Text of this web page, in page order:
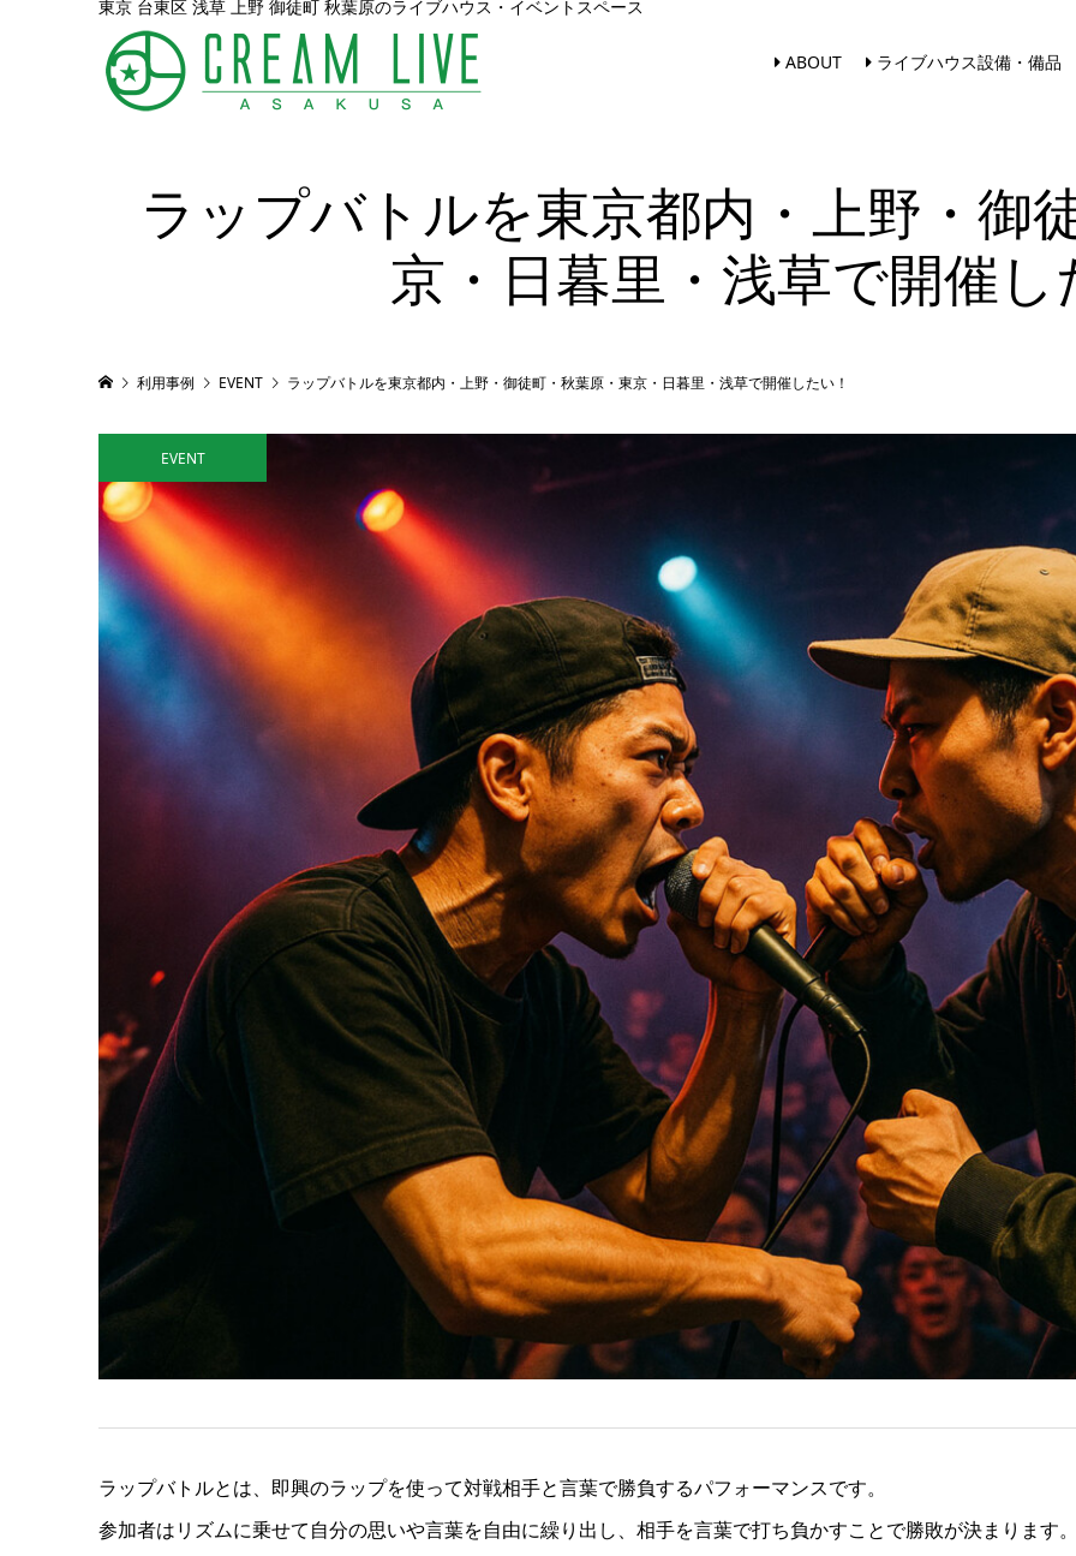
東京 台東区 浅草 上野 御徒町 秋葉原のライブハウス・イベントスペース
ABOUT ライブハウス設備・備品
ラップバトルを東京都内・上野・御
京・日暮里・浅草で開催し
利用事例 EVENT ラップバトルを東京都内・上野・御徒町・秋葉原・東京・日暮里・浅草で開催したい！
EVENT
ラップバトルとは、即興のラップを使って対戦相手と言葉で勝負するパフォーマンスです。
参加者はリズムに乗せて自分の思いや言葉を自由に繰り出し、相手を言葉で打ち負かすことで勝敗が決まります